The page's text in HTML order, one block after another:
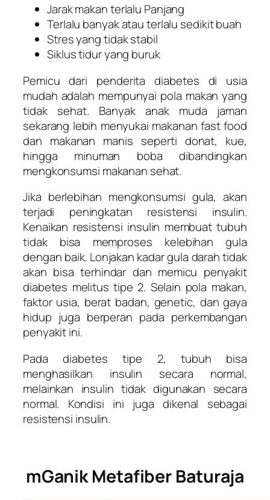
Jarak makan terlalu Panjang
Terlalu banyak atau terlalu sedikit buah
Stres yang tidak stabil
Siklus tidur yang buruk
Pemicu dari penderita diabetes di usia
mudah adalah mempunyai pola makan yang
tidak sehat. Banyak anak muda jaman
sekarang lebih menyukai makanan fast food
dan makanan manis seperti donat, kue,
hingga minuman boba dibandingkan
mengkonsumsi makanan sehat.
Jika berlebihan mengkonsumsi gula, akan
terjadi peningkatan resistensi insulin.
Kenaikan resistensi insulin membuat tubuh
tidak bisa memproses kelebihan gula
dengan baik. Lonjakan kadar gula darah tidak
akan bisa terhindar dan memicu penyakit
diabetes melitus tipe 2. Selain pola makan,
faktor usia, berat badan, genetic, dan gaya
hidup juga berperan pada perkembangan
penyakit ini.
Pada diabetes tipe 2, tubuh bisa
menghasilkan insulin secara normal,
melainkan insulin tidak digunakan secara
normal. Kondisi ini juga dikenal sebagai
resistensi insulin.
mGanik Metafiber Baturaja